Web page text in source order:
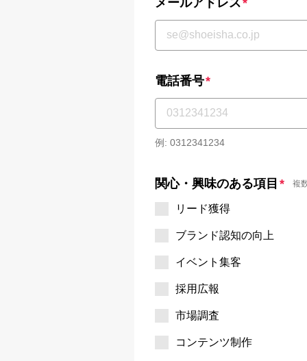
電話番号*
例: 0312341234
関心・興味のある項目 * 複
リード獲得
ブランド認知の向上
イベント集客
採用広報
市場調査
コンテンツ制作